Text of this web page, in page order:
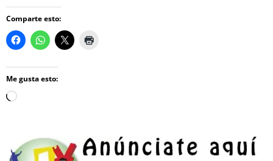
Comparte esto:
Me gusta esto:
Loading…